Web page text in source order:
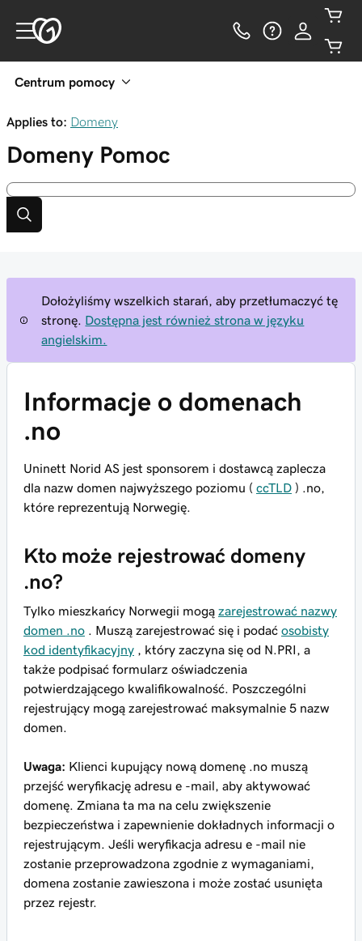
Centrum pomocy
Applies to: Domeny
Domeny Pomoc
Dołożyliśmy wszelkich starań, aby przetłumaczyć tę
stronę.
Dostępna jest również strona w języku
angielskim.
Informacje o domenach
.no
Uninett Norid AS jest sponsorem i dostawcą zaplecza
dla nazw domen najwyższego poziomu ( ccTLD ) .no,
które reprezentują Norwegię.
Kto może rejestrować domeny
.no?
Tylko mieszkańcy Norwegii mogą zarejestrować nazwy
domen .no . Muszą zarejestrować się i podać osobisty
kod identyfikacyjny , który zaczyna się od N.PRI, a
także podpisać formularz oświadczenia
potwierdzającego kwalifikowalność. Poszczególni
rejestrujący mogą zarejestrować maksymalnie 5 nazw
domen.
Uwaga: Klienci kupujący nową domenę .no muszą
przejść weryfikację adresu e -mail, aby aktywować
domenę. Zmiana ta ma na celu zwiększenie
bezpieczeństwa i zapewnienie dokładnych informacji o
rejestrującym. Jeśli weryfikacja adresu e -mail nie
zostanie przeprowadzona zgodnie z wymaganiami,
domena zostanie zawieszona i może zostać usunięta
przez rejestr.